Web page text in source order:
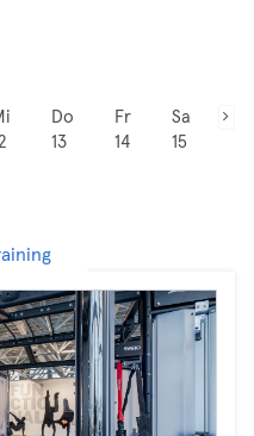
Do
13
Fr
14
Sa
15